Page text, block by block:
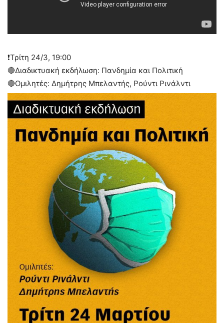
❗️Τρίτη 24/3, 19:00
🔴Διαδικτυακή εκδήλωση: Πανδημία και Πολιτική
🔴Ομιλητές: Δημήτρης Μπελαντής, Ρούντι Ρινάλντι